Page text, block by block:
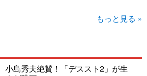
もっと見る »
小島秀夫絶賛！「デススト2」が生